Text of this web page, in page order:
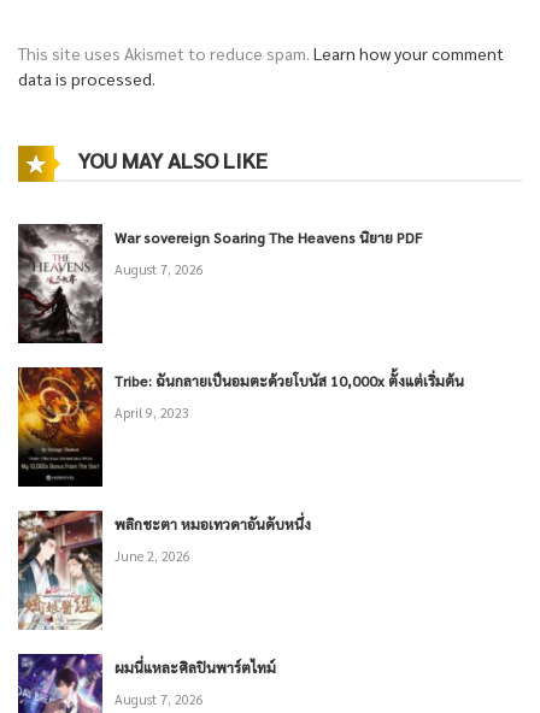
This site uses Akismet to reduce spam. Learn how your comment
data is processed.
YOU MAY ALSO LIKE
War sovereign Soaring The Heavens นิยาย PDF
August 7, 2026
Tribe: ฉันกลายเป็นอมตะด้วยโบนัส 10,000x ตั้งแต่เริ่มต้น
April 9, 2023
พลิกชะตา หมอเทวดาอันดับหนึ่ง
June 2, 2026
ผมนี่แหละศิลปินพาร์ตไทม์
August 7, 2026